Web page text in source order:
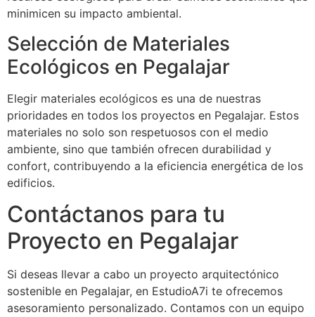
minimicen su impacto ambiental.
Selección de Materiales
Ecológicos en Pegalajar
Elegir materiales ecológicos es una de nuestras
prioridades en todos los proyectos en Pegalajar. Estos
materiales no solo son respetuosos con el medio
ambiente, sino que también ofrecen durabilidad y
confort, contribuyendo a la eficiencia energética de los
edificios.
Contáctanos para tu
Proyecto en Pegalajar
Si deseas llevar a cabo un proyecto arquitectónico
sostenible en Pegalajar, en EstudioA7i te ofrecemos
asesoramiento personalizado. Contamos con un equipo